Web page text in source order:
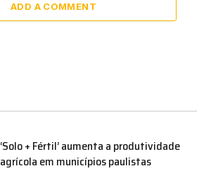
ADD A COMMENT
‘Solo + Fértil’ aumenta a produtividade
agrícola em municípios paulistas